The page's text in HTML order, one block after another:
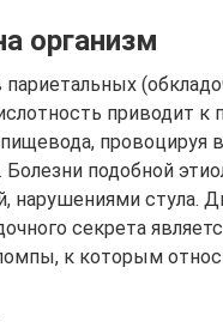
организм
париетальных
приводит
провоцируя
подобной
стула.
секрета
к которым